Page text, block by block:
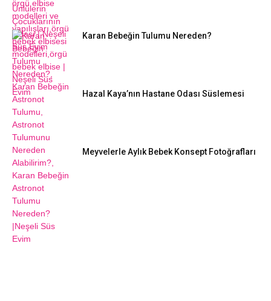
Karan Bebeğin Tulumu Nereden?
Hazal Kaya’nın Hastane Odası Süslemesi
Meyvelerle Aylık Bebek Konsept Fotoğrafları